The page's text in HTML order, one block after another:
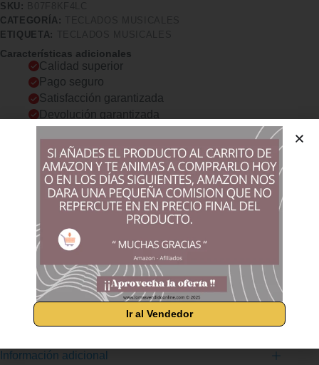
SKU:
CATEGORÍA:
ETIQUETA:
Características adicionales
Calidad superior
Pago seguro
Satisfacción garantizada
Devolución garantizada
Descripción
Comprar los productos más vendidos en tiendas online
Un piano de teclado compacto de 49 teclas que puede ser
alimentado tanto por baterías como por la red eléctrica (fuente
de alimentación incluida). 10 instrumentos, 10 ritmos, 8
demostraciones y 8 efectos de percusión / batería Control de
volumen de 16 niveles a través de altavoces incorporados y
una entrada para auriculares de 3.55 mm para practicar el
piano con teclado privado 40 tenga en cuenta la función de
grabación y reproducción para crear sus propias pistas o
controlar su propia progresión Contenido exclusivo dentro de
la aplicación simply piano (ios y android)
Información adicional
Ir al Vendedor